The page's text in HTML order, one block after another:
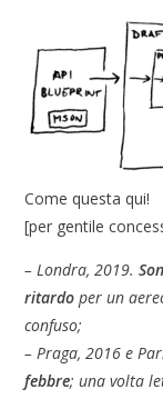
Come questa qui!
[per gentile
– Londra, 2019.
ritardo per un
confuso;
– Praga, 2016 e
febbre; una volta